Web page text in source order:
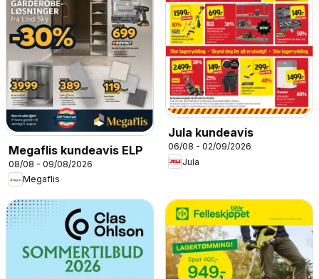
Megaflis kundeavis ELP
08/08 - 09/08/2026
Megaflis
Jula kundeavis
06/08 - 02/09/2026
Jula